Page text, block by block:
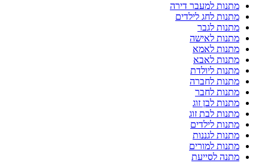
מתנות למעבר דירה
מתנות לחג לילדים
מתנות לגבר
מתנות לאישה
מתנות לאמא
מתנות לאבא
מתנות ליולדת
מתנות לחברה
מתנות לחבר
מתנות לבן זוג
מתנות לבת זוג
מתנות לילדים
מתנות לגננות
מתנות למורים
מתנה לסייעת